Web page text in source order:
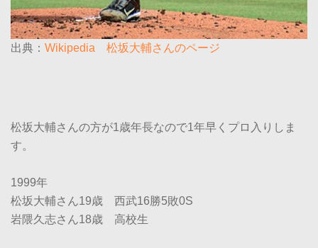
出典： Wikipedia 松坂大輔さんのページ
松坂大輔さんの方が1歳年長なので1年早くプロ入りしま
す。
1999年
松坂大輔さん19歳 西武16勝5敗0S
岩隈久志さん18歳 高校生